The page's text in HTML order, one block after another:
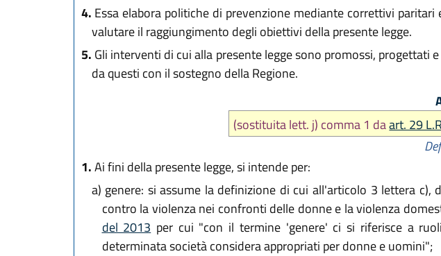
4. Essa elabora politiche di prevenzione mediante correttivi
valutare il raggiungimento degli obiettivi della presente legge.
5. Gli interventi di cui alla presente legge sono promossi, progettati
da questi con il sostegno della Regione.
(sostituita lett. j) comma 1 daart. 29
1.Ai fini della presente legge, si intende per:
a) genere: si assume la definizione di cui all'articolo 3 lettera
contro la violenza nei confronti delle donne e la violenza
del 2013 per cui "con il termine 'genere' ci si riferisce a
determinata società considera appropriati per donne e uomini";